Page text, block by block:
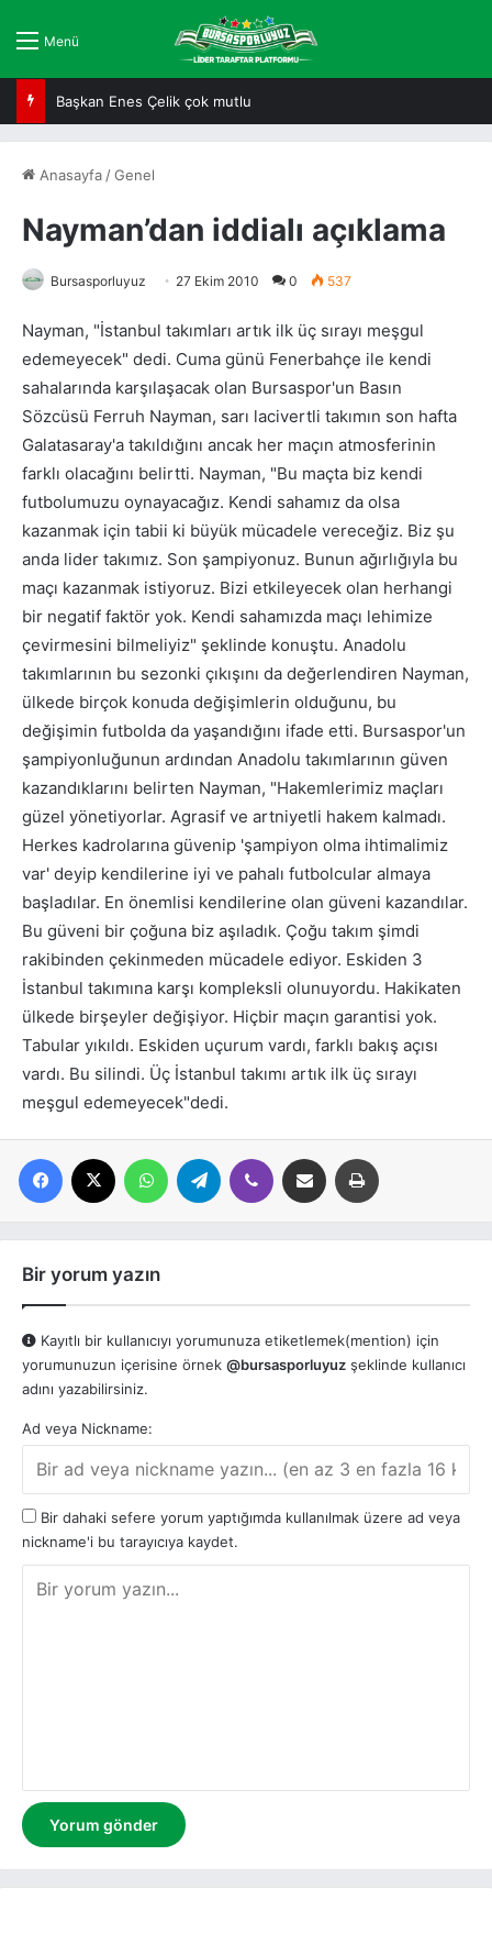
Menü
Başkan Enes Çelik çok mutlu
Anasayfa /Genel
Nayman’dan iddialı açıklama
Bursasporluyuz 27 Ekim 2010 0 537
Nayman, "İstanbul takımları artık ilk üç sırayı meşgul
edemeyecek" dedi. Cuma günü Fenerbahçe ile kendi
sahalarında karşılaşacak olan Bursaspor'un Basın
Sözcüsü Ferruh Nayman, sarı lacivertli takımın son hafta
Galatasaray'a takıldığını ancak her maçın atmosferinin
farklı olacağını belirtti. Nayman, "Bu maçta biz kendi
futbolumuzu oynayacağız. Kendi sahamız da olsa
kazanmak için tabii ki büyük mücadele vereceğiz. Biz şu
anda lider takımız. Son şampiyonuz. Bunun ağırlığıyla bu
maçı kazanmak istiyoruz. Bizi etkileyecek olan herhangi
bir negatif faktör yok. Kendi sahamızda maçı lehimize
çevirmesini bilmeliyiz" şeklinde konuştu. Anadolu
takımlarının bu sezonki çıkışını da değerlendiren Nayman,
ülkede birçok konuda değişimlerin olduğunu, bu
değişimin futbolda da yaşandığını ifade etti. Bursaspor'un
şampiyonluğunun ardından Anadolu takımlarının güven
kazandıklarını belirten Nayman, "Hakemlerimiz maçları
güzel yönetiyorlar. Agrasif ve artniyetli hakem kalmadı.
Herkes kadrolarına güvenip 'şampiyon olma ihtimalimiz
var' deyip kendilerine iyi ve pahalı futbolcular almaya
başladılar. En önemlisi kendilerine olan güveni kazandılar.
Bu güveni bir çoğuna biz aşıladık. Çoğu takım şimdi
rakibinden çekinmeden mücadele ediyor. Eskiden 3
İstanbul takımına karşı kompleksli olunuyordu. Hakikaten
ülkede birşeyler değişiyor. Hiçbir maçın garantisi yok.
Tabular yıkıldı. Eskiden uçurum vardı, farklı bakış açısı
vardı. Bu silindi. Üç İstanbul takımı artık ilk üç sırayı
meşgul edemeyecek"dedi.
Facebook WhatsAppTelegram Viber E-posta ile paylaş
Bir yorum yazın
Kayıtlı bir kullanıcıyı yorumunuza etiketlemek(mention) için
yorumunuzun içerisine örnek @bursasporluyuz şeklinde kullanıcı
adını yazabilirsiniz.
Ad veya Nickname:
Bir dahaki sefere yorum yaptığımda kullanılmak üzere ad veya
nickname'i bu tarayıcıya kaydet.